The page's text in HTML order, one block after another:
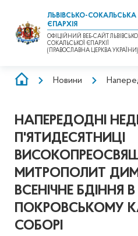
ЛЬВІВСЬКО-СОКАЛЬСЬКА
ЄПАРХІЯ
ОФІЦІЙНИЙ ВЕБ-САЙТ
СОКАЛЬСЬКОЇ ЄПАРХІЇ
(ПРАВОСЛАВНА ЦЕРКВА УКРАЇНИ)
РЯДОК
Новини
НАПЕРЕДОДНІ
П'ЯТИДЕСЯТНИЦІ
МИТРОПОЛИТ
ВСЕНІЧНЕ БДІННЯ В
ПОКРОВСЬКОМУ
СОБОРІ